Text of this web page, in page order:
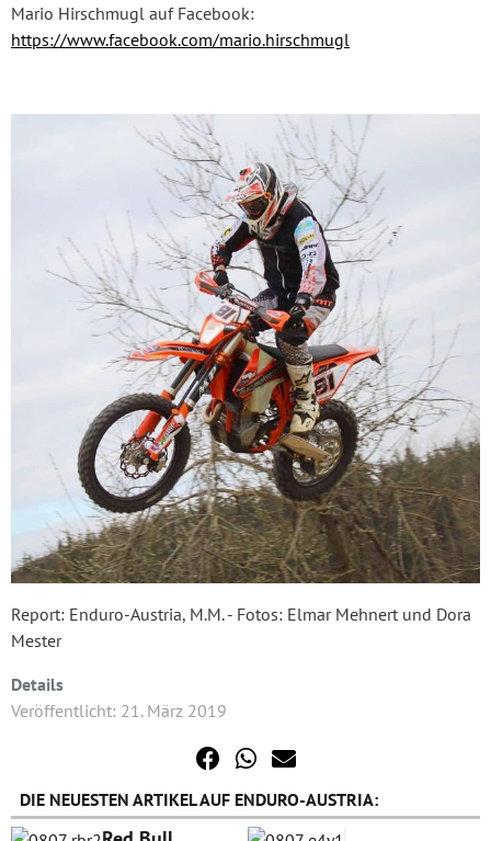
Mario Hirschmugl auf Facebook:
https://www.facebook.com/mario.hirschmugl
Report: Enduro-Austria, M.M. - Fotos: Elmar Mehnert und Dora
Mester
Details
Veröffentlicht: 21. März 2019
DIE NEUESTEN ARTIKEL AUF ENDURO-AUSTRIA: